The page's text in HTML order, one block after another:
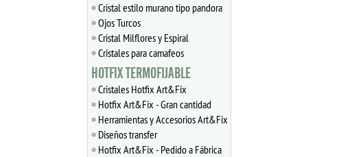
Cristal estilo murano tipo pandora
Ojos Turcos
Cristal Milflores y Espiral
Cristales para camafeos
HOTFIX TERMOFIJABLE
Cristales Hotfix Art&Fix
Hotfix Art&Fix - Gran cantidad
Herramientas y Accesorios Art&Fix
Diseños transfer
Hotfix Art&Fix - Pedido a Fábrica